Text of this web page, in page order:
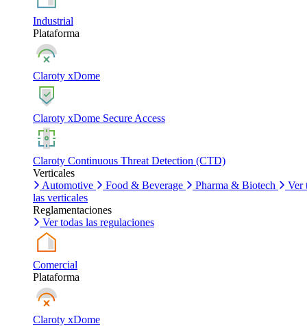
Industrial
Plataforma
Claroty xDome
Claroty xDome Secure Access
Claroty Continuous Threat Detection (CTD)
Verticales
Automotive
Food & Beverage Pharma & Biotech
Ver
las verticales
Reglamentaciones
Ver todas las regulaciones
Comercial
Plataforma
Claroty xDome